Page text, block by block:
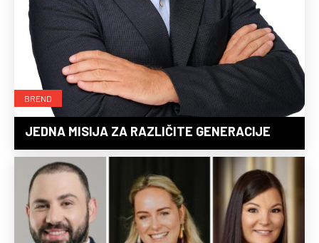
BREND
JEDNA MISIJA ZA RAZLIČITE GENERACIJE